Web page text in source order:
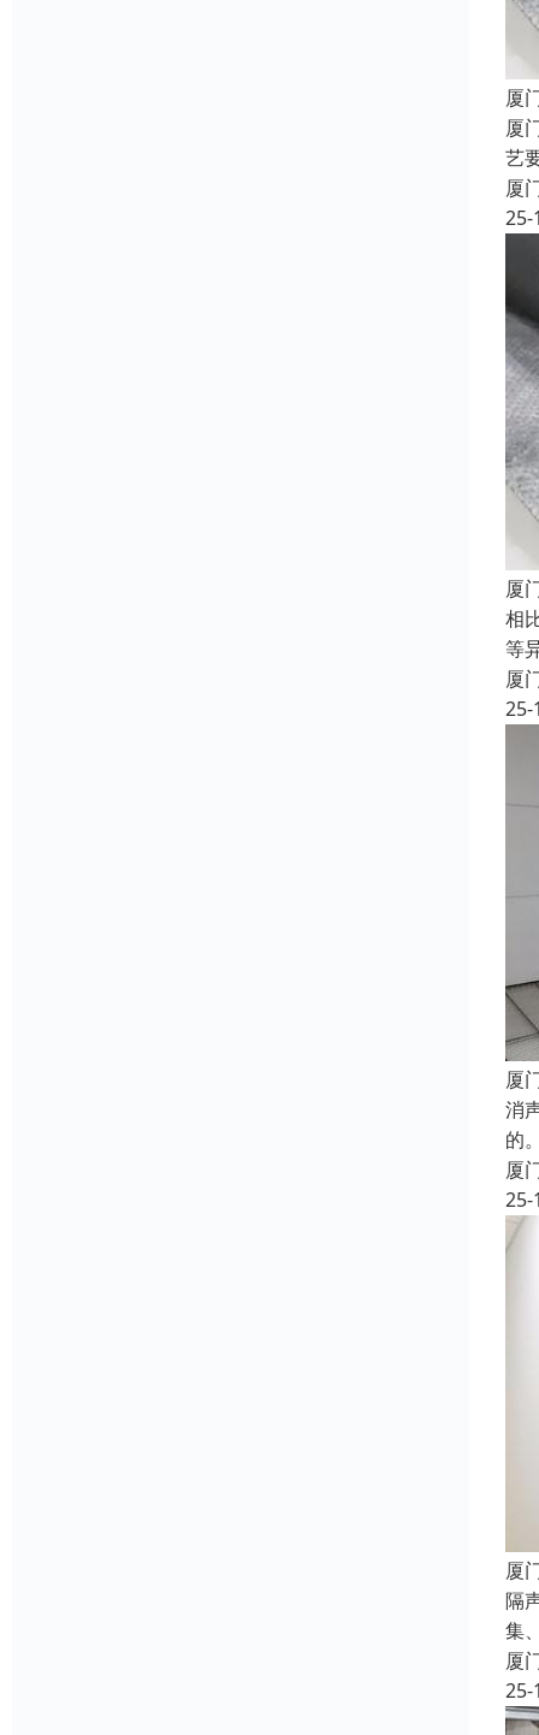
厦
厦
艺
厦
25-
厦
相
等
厦
25-
厦
消
的
厦
25-
厦
隔
集
厦
25-